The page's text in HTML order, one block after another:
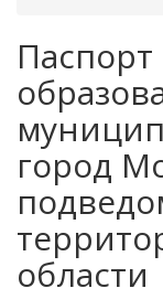
город
области